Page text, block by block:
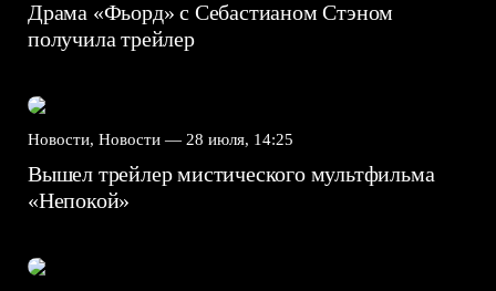
Драма «Фьорд» с Себастианом Стэном
получила трейлер
Новости, Новости — 28 июля, 14:25
Вышел трейлер мистического мультфильма
«Непокой»